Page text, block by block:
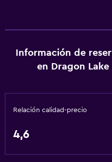
Piscina y spa
Masajes
Piscina (cubierta)
Piscina al aire libre
Vapor
Información de
en Dragon Lake
Relación calidad-precio
4,6